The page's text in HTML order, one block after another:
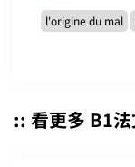
l'origine du mal
:: 看更多 B1